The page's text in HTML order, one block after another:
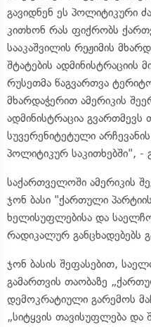
გავიდნენ ეს პოლიტიკური
კითხონ რას ფიქრობს
სააკაშვილის რეჟიმის
შტატების
რუსეთმა წაგვართვა
მხარდაჭერით ამერიკის
ადმინისტრაცია გვართმევს
სუვერენიტეტული
პოლიტიკურ საკითხებში", -
საქართველოში ამერიკის
ჯონ ბასი "ქართული
ხელისუფლებისა და
რადიკალურ განცხადებებს
ჯონ ბასის შეფასებით,
გამართვის თაობაზე
დემოკრატიული გარემოს
„სიტყვის თავისუფლება და